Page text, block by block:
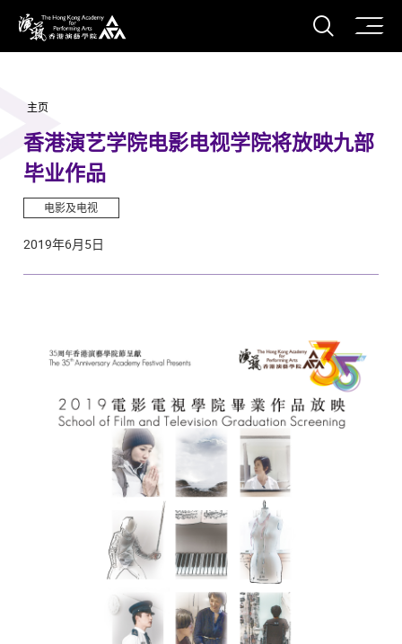
香港演艺学院
打开
主页
香港演艺学院电影电视学院将放映九部
毕业作品
电影及电视
2019年6月5日